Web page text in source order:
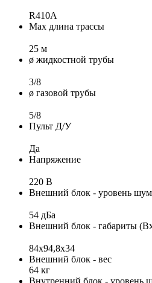
R410A
Max длина трассы
25 м
ø жидкостной трубы
3/8
ø газовой трубы
5/8
Пульт Д/У
Да
Напряжение
220 В
Внешний блок - уровень
54 дБа
Внешний блок - габариты
84x94,8x34
Внешний блок - вес
64 кг
Внутренний блок - уровень